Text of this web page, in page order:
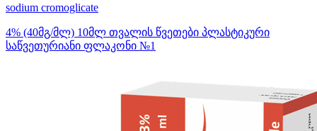
sodium cromoglicate
4% (40მგ/მლ) 10მლ თვალის წვეთები პლასტიკური
საწვეთურიანი ფლაკონი №1